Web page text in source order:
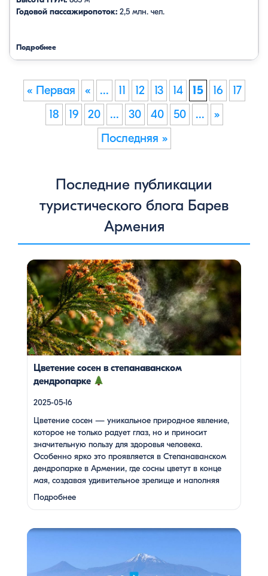
Годовой пассажиропоток: 2,5 млн. чел.
Подробнее
« Первая « ... 11 12 13 14 15 16
17
18
19 20 ... 30 40 50 ...
»
Последняя »
Последние публикации
туристического блога Барев
Армения
Цветение сосен — уникальное природное явление,
которое не только радует глаз, но и приносит
значительную пользу для здоровья человека. Особенно
ярко это проявляется в Степанаванском дендропарке в
Армении, где сосны цветут в конце мая, создавая
удивительное зрелище и наполняя воздух целебными
веществами.Степанаванский дендропарк: жемчужина
Лорийской области Степанаванский дендропарк, также
Цветение сосен в степанаванском
дендропарке
2025-05-16
Цветение сосен — уникальное природное явление,
которое не только радует глаз, но и приносит
значительную пользу для здоровья человека.
Особенно ярко это проявляется в Степанаванском
дендропарке в Армении, где сосны цветут в конце
мая, создавая удивительное зрелище и наполняя
воздух целебными веществами.
дендропарк: жемчужина Лорийской области
«Сочут» (в …
Подробнее
Одна из туристок, вдохновившись поездкой с Barev
через кадры и музыку атмосферу нашей страны. В этом
видео – живые эмоции, кадры фантастической красоты